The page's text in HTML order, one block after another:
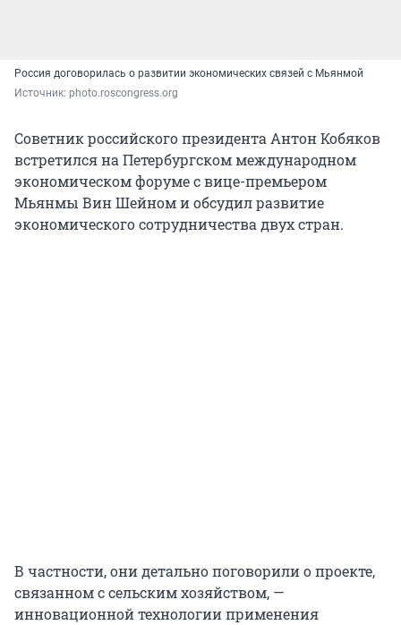
Россия договорилась о развитии экономических связей с Мьянмой
Источник: photo.roscongress.org
Советник российского президента Антон Кобяков
встретился на Петербургском международном
экономическом форуме с вице-премьером
Мьянмы Вин Шейном и обсудил развитие
экономического сотрудничества двух стран.
В частности, они детально поговорили о проекте,
связанном с сельским хозяйством, —
инновационной технологии применения